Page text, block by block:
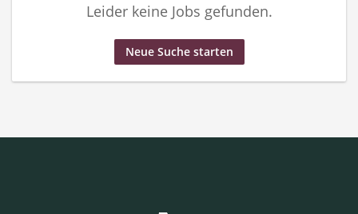
Leider keine Jobs gefunden.
Neue Suche starten